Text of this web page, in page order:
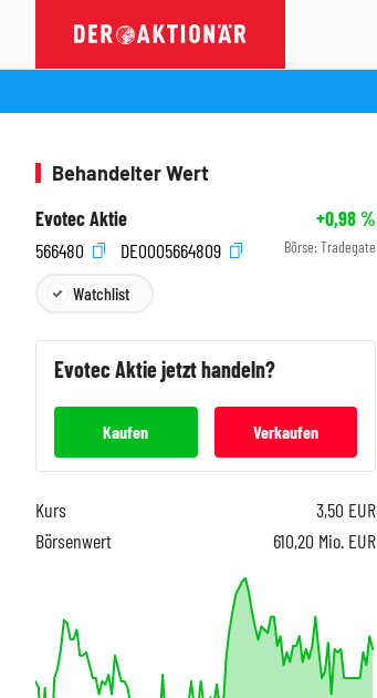
Behandelter Wert
Evotec Aktie
+0,98%
566480
DE0005664809 Börse: Tradegate
Watchlist
EvotecAktie jetzt handeln?
Kaufen Verkaufen
Kurs 3,50 EUR
Börsenwert
610,20 Mio. EUR